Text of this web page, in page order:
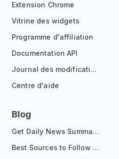
Extension Chrome
Vitrine des widgets
Programme d'affiliation
Documentation API
Journal des modifications
Centre d'aide
Blog
Get Daily News Summaries About Any Topic in Telegram, Discord, Slack, and Email
Best Sources to Follow for Crypto News in Your Reader (2026)